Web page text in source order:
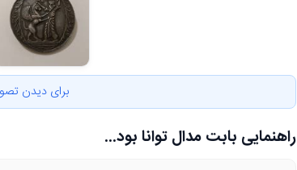
برای دیدن
راهنمایی بابت مدال توانا بود...